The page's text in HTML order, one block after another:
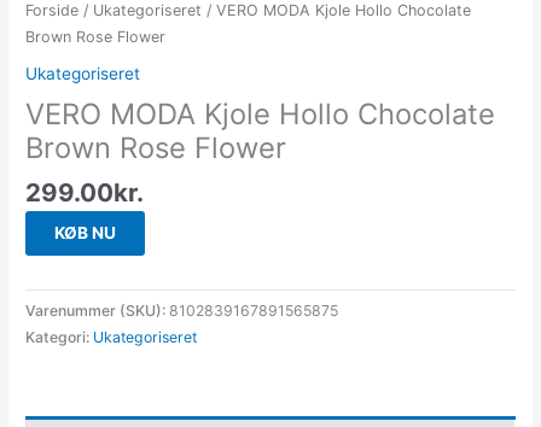
Forside / Ukategoriseret / VERO MODA Kjole Hollo Chocolate
Brown Rose Flower
Ukategoriseret
VERO MODA Kjole Hollo Chocolate
Brown Rose Flower
299.00kr.
KØB NU
Varenummer (SKU):8102839167891565875
Kategori: Ukategoriseret